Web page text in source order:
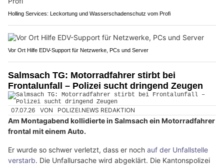
Holling Services: Leckortung und Wasserschadenschutz vom Profi
Vor Ort Hilfe EDV-Support für Netzwerke, PCs und Server
Salmsach TG: Motorradfahrer stirbt bei
Frontalunfall – Polizei sucht dringend Zeugen
07.07.26 VON POLIZEI.NEWS REDAKTION
Am Montagabend kollidierte in Salmsach ein Motorradfahrer
frontal mit einem Auto.
Er wurde so schwer verletzt, dass er noch auf der Unfallstelle
verstarb. Die Unfallursache wird abgeklärt. Die Kantonspolizei